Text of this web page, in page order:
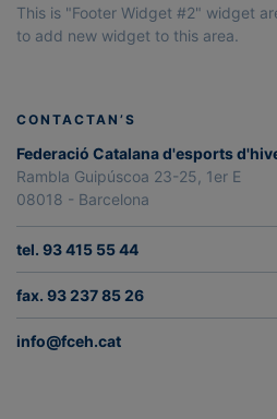
This is "Footer Widget #2" widget
to add new widget to this area.
CONTACTAN’S
Federació Catalana d'esports
Rambla Guipúscoa 23-25, 1er E
08018 - Barcelona
tel. 93 415 55 44
fax. 93 237 85 26
info@fceh.cat